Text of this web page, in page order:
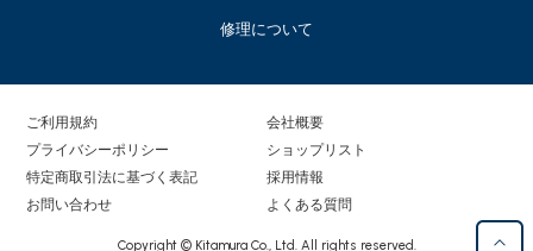
修理について
ご利用規約
プライバシーポリシー
特定商取引法に基づく表記
お問い合わせ
会社概要
ショップリスト
採用情報
よくある質問
Copyright © Kitamura Co., Ltd. All rights reserved.